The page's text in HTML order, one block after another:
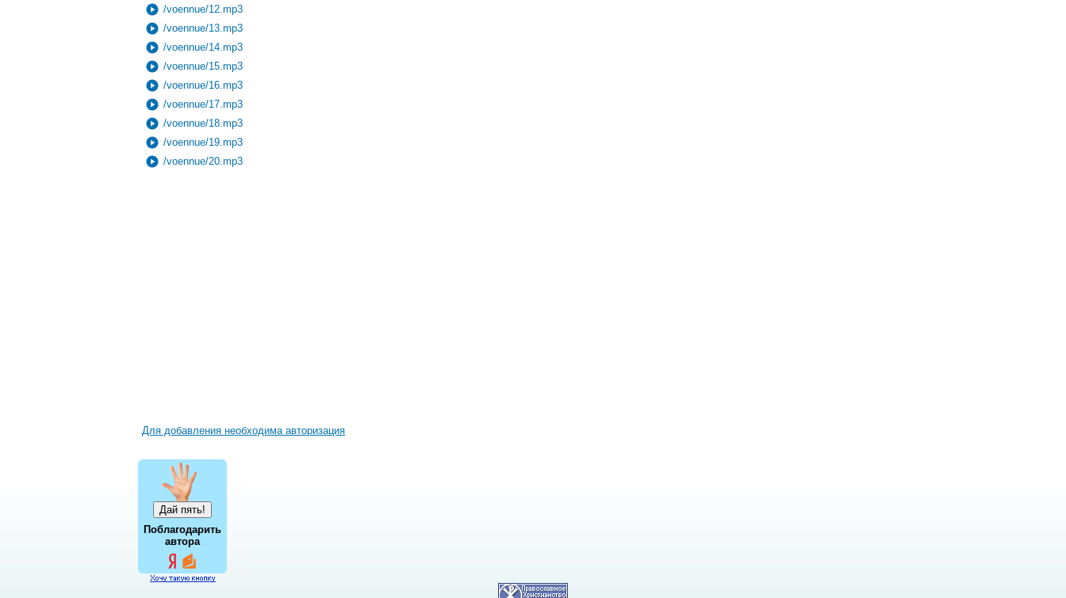
play_circle /voennue/12.mp3
play_circle /voennue/13.mp3
play_circle /voennue/14.mp3
play_circle /voennue/15.mp3
play_circle /voennue/16.mp3
play_circle /voennue/17.mp3
play_circle /voennue/18.mp3
play_circle /voennue/19.mp3
play_circle /voennue/20.mp3
Для добавления необходима авторизация
Поблагодарить
автора